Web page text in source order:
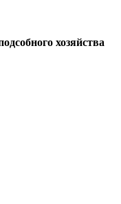
хозяйства